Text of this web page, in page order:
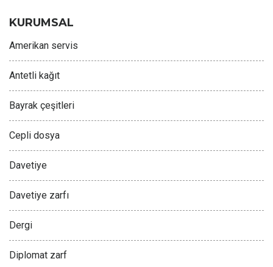
KURUMSAL
Amerikan servis
Antetli kağıt
Bayrak çeşitleri
Cepli dosya
Davetiye
Davetiye zarfı
Dergi
Diplomat zarf